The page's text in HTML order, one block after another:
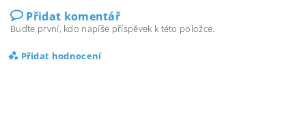
Přidat komentář
Buďte první, kdo napíše příspěvek k této položce.
Přidat hodnocení